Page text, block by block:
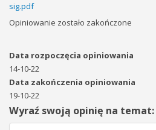
sig.pdf
Opiniowanie zostało zakończone
Data rozpoczęcia opiniowania
14-10-22
Data zakończenia opiniowania
19-10-22
Wyraź swoją opinię na temat: